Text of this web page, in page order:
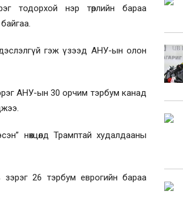
тодорхой нэр төрлийн бараа
гэж үзээд АНУ-ын олон
АНУ-ын 30 орчим тэрбум канад
” нөхцөлд Трамптай худалдааны
зэрэг 26 тэрбум еврогийн бараа